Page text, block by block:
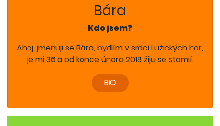
Bára
Kdo jsem?
Ahoj, jmenuji se Bára, bydlím v srdci Lužických hor,
je mi 36 a od konce února 2018 žiju se stomií.
BIO